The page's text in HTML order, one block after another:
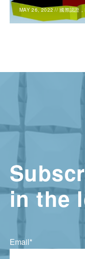
MAY 26, 2022 //國際認證
in the
Email*